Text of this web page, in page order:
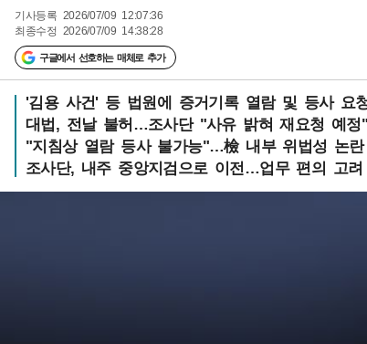
기사등록 2026/07/09 12:07:36
최종수정 2026/07/09 14:38:28
구글에서 선호하는 매체로 추가
'김용 사건' 등 법원에 증거기록 열람 및 등사 요
대법, 전날 불허…조사단 "사유 밝혀 재요청 예정"
"지침상 열람 등사 불가능"…檢 내부 위법성 논란
조사단, 내주 중앙지검으로 이전…업무 편의 고려